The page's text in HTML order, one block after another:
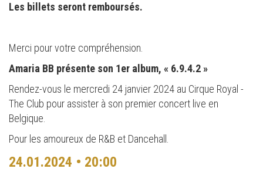
Les billets seront remboursés.
Merci pour votre compréhension.
Amaria BB présente son 1er album, « 6.9.4.2 »
Rendez-vous le mercredi 24 janvier 2024 au Cirque Royal -
The Club pour assister à son premier concert live en
Belgique.
Pour les amoureux de R&B et Dancehall.
24.01.2024 • 20:00